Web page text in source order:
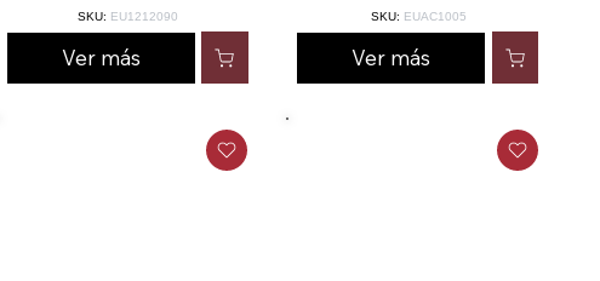
Ver más
SKU: EU1212090
Ver más
SKU: EUAC1005